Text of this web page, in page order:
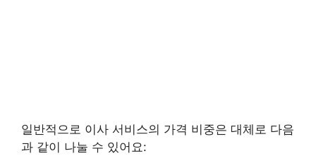
일반적으로 이사 서비스의 가격 비중은 대체로 다음
과 같이 나눌 수 있어요: